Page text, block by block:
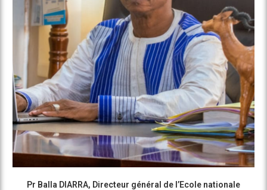
Pr Balla DIARRA, Directeur général de l’Ecole nationale